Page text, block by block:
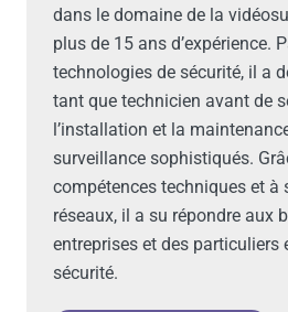
dans le domaine de la
plus de 15 ans d’expérience.
technologies de sécurité, il a
tant que technicien avant de
l’installation et la
surveillance sophistiqués.
compétences techniques et à
réseaux, il a su répondre aux
entreprises et des particuliers
sécurité.